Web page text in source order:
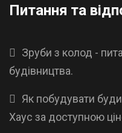
Питання та
Зруби з колод -
будівництва.
Як побудувати
Хаус за доступною